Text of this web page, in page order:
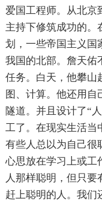
爱国工程师。从北京
主持下修筑成功的。
划，一些帝国主义国
我国的北部。詹天佑
任务。白天，他攀山
图、计算。他还用自
隧道。并且设计了“
工了。在现实生活当
有些人总以为自己很
心思放在学习上或工
人那样聪明，但只
赶上聪明的人。我们